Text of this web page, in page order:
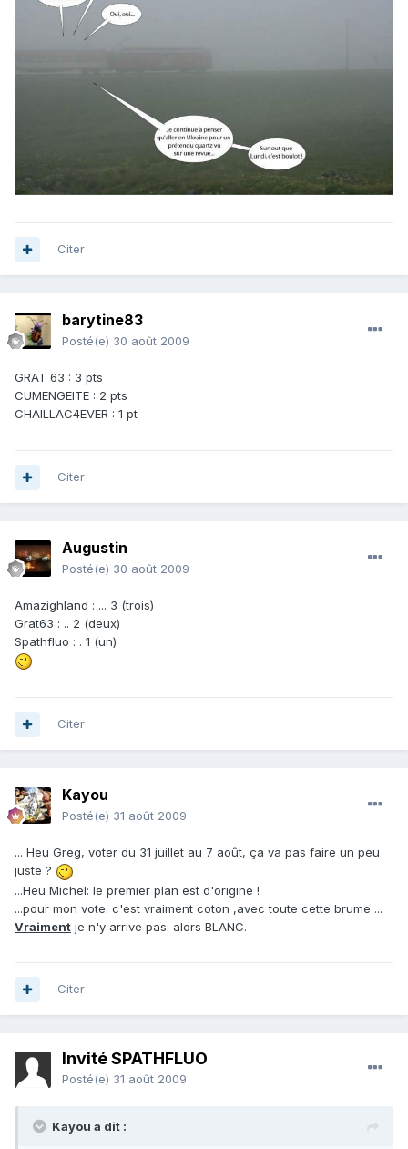
Citer
barytine83
Posté(e) 30 août 2009
GRAT 63 : 3 pts
CUMENGEITE : 2 pts
CHAILLAC4EVER : 1 pt
Citer
Augustin
Posté(e) 30 août 2009
Amazighland : ... 3 (trois)
Grat63 : .. 2 (deux)
Spathfluo : . 1 (un)
Citer
Kayou
Posté(e) 31 août 2009
... Heu Greg, voter du 31 juillet au 7 août, ça va pas faire un peu
juste ?
...Heu Michel: le premier plan est d'origine !
...pour mon vote: c'est vraiment coton ,avec toute cette brume ...
Vraiment je n'y arrive pas: alors BLANC.
Citer
Invité SPATHFLUO
Posté(e) 31 août 2009
Kayou a dit :